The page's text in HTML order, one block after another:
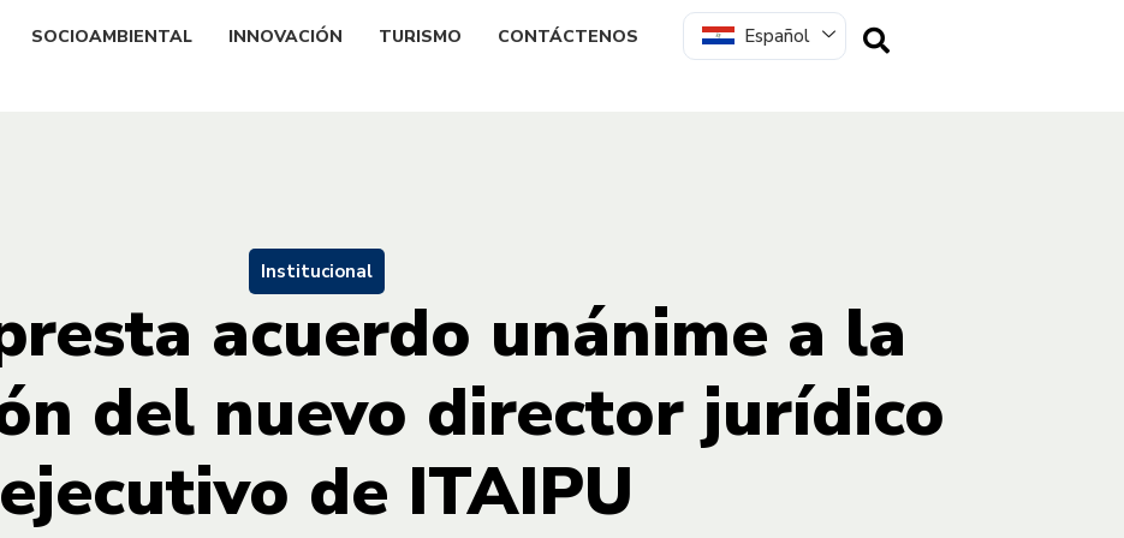
SOCIOAMBIENTAL INNOVACIÓN TURISMO CONTÁCTENOS Español
Institucional
acuerdo unánime a la
del nuevo director jurídico
ejecutivo de ITAIPU